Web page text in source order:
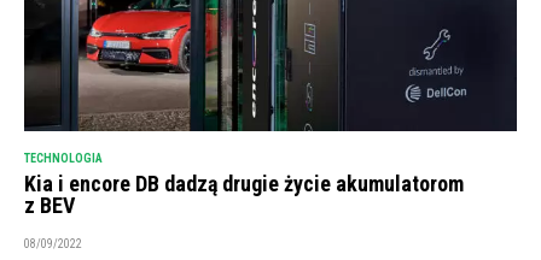
TECHNOLOGIA
Kia i encore DB dadzą drugie życie akumulatorom
z BEV
08/09/2022